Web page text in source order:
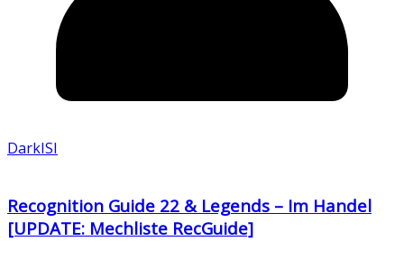
DarkISI
Recognition Guide 22 & Legends – Im Handel
[UPDATE: Mechliste RecGuide]